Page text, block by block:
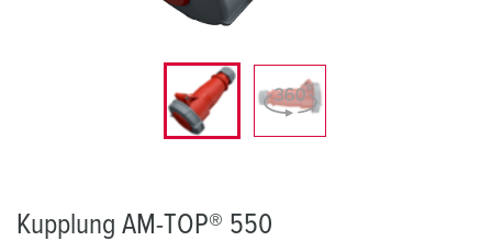
Kupplung AM-TOP® 550